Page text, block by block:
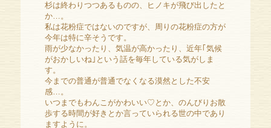
杉は終わりつつあるものの、ヒノキが飛び出したと
か…。
私は花粉症ではないのですが、周りの花粉症の方が
今年は特に辛そうです。
雨が少なかったり、気温が高かったり、近年｢気候
がおかしいね｣という話を毎年している気がしま
す。
今までの普通が普通でなくなる漠然とした不安
感…。
いつまでもわんこがかわいい♡とか、のんびりお散
歩する時間が好きとか言っていられる世の中であり
ますように。